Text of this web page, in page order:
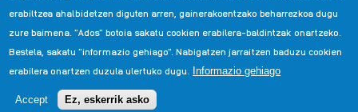
erabiltzea ahalbidetzen diguten arren, gainerakoentzako beharrezkoa dugu
zure baimena. "Ados" botoia sakatu cookien erabilera-baldintzak onartzeko.
Bestela, sakatu "informazio gehiago". Nabigatzen jarraitzen baduzu cookien
erabilera onartzen duzula ulertuko dugu.
Informazio gehiago
Accept Ez, eskerrik asko